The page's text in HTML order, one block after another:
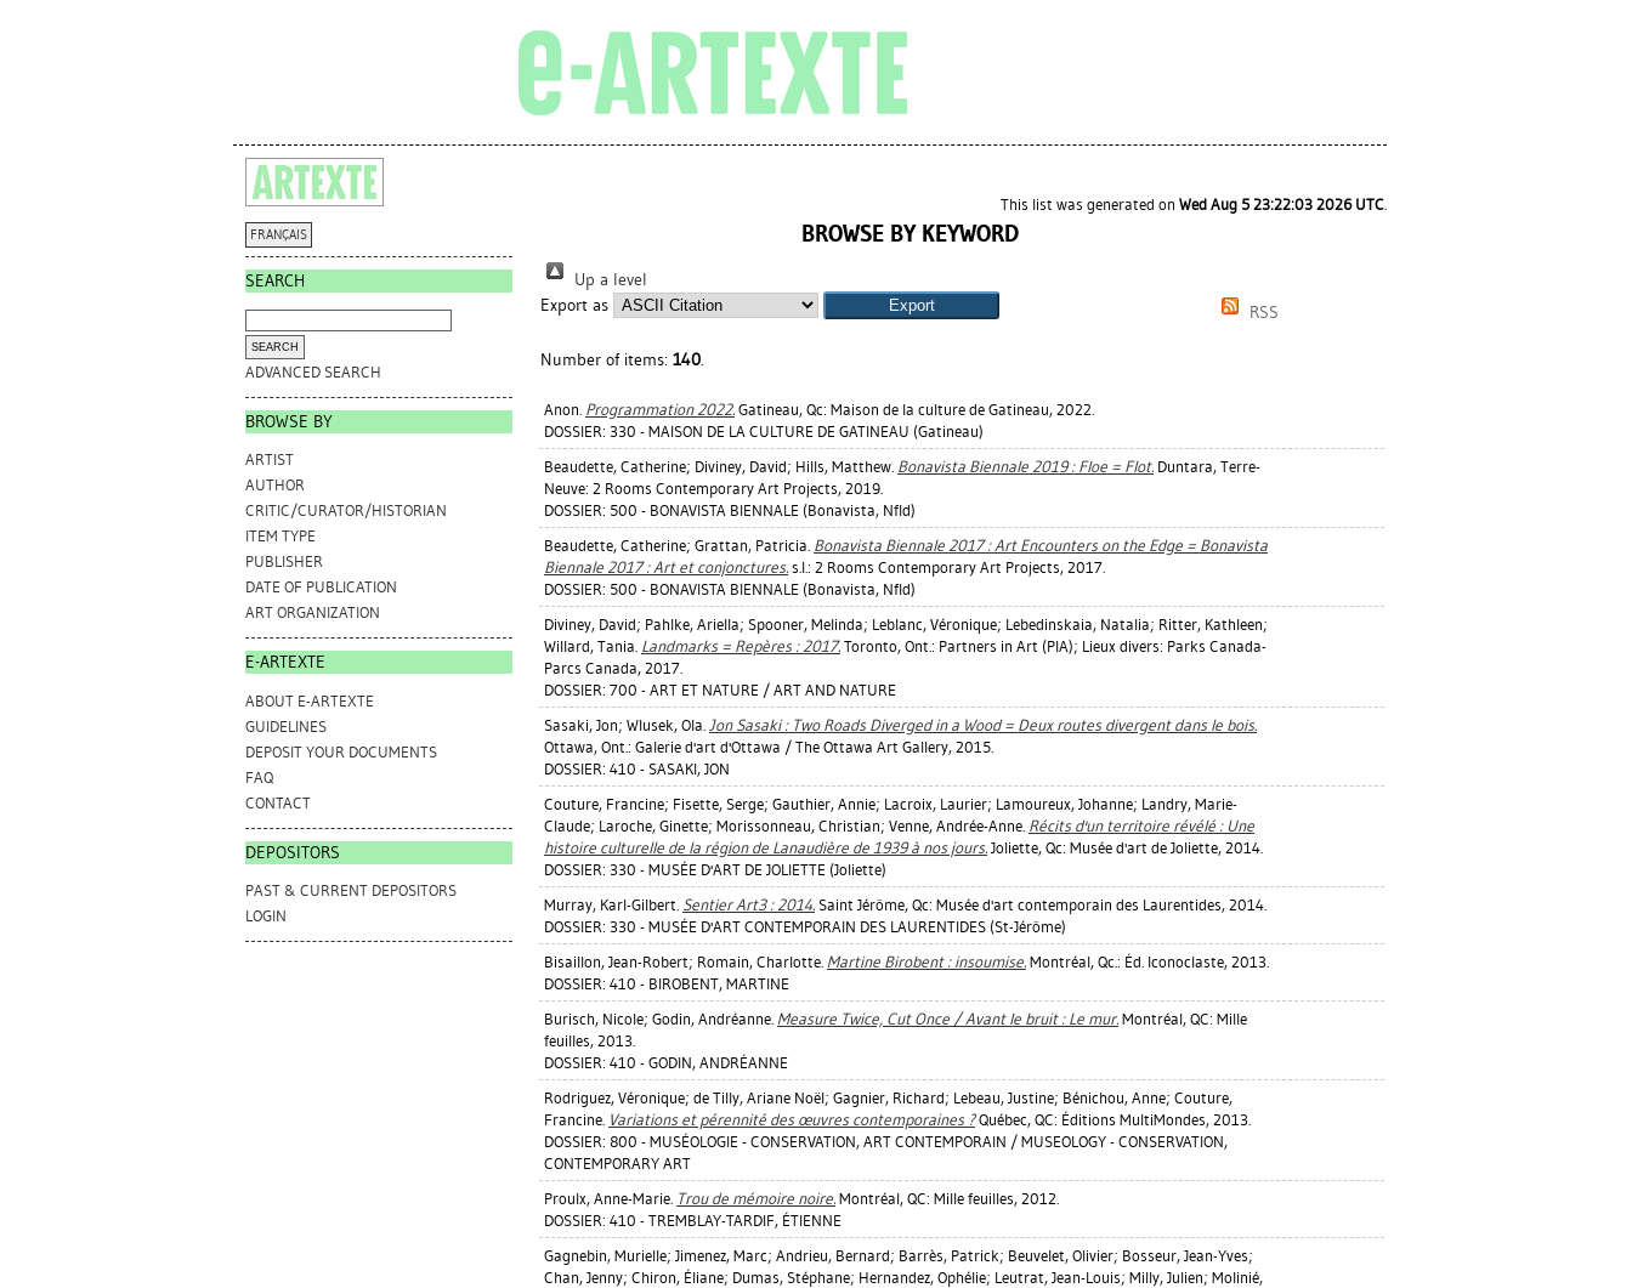
FRANÇAIS
SEARCH
ADVANCED SEARCH
BROWSE BY
ARTIST
AUTHOR
CRITIC/CURATOR/HISTORIAN
ITEM TYPE
PUBLISHER
DATE OF PUBLICATION
ART ORGANIZATION
E-ARTEXTE
ABOUT E-ARTEXTE
GUIDELINES
DEPOSIT YOUR DOCUMENTS
FAQ
CONTACT
DEPOSITORS
PAST & CURRENT DEPOSITORS
LOGIN
This list was generated on Wed Aug 5 23:22:03 2026 UTC.
BROWSE BY KEYWORD
Up a level
Export as
RSS
Number of items: 140.
Anon. Programmation 2022. Gatineau, Qc: Maison de la culture de Gatineau, 2022.
DOSSIER: 330 - MAISON DE LA CULTURE DE GATINEAU (Gatineau)
Beaudette, Catherine; Diviney, David; Hills, Matthew. Bonavista Biennale 2019 : Floe = Flot. Duntara, Terre-
Neuve: 2 Rooms Contemporary Art Projects, 2019.
DOSSIER: 500 - BONAVISTA BIENNALE (Bonavista, Nfld)
Beaudette, Catherine; Grattan, Patricia. Bonavista Biennale 2017 : Art Encounters on the Edge = Bonavista
Biennale 2017 : Art et conjonctures. s.l.: 2 Rooms Contemporary Art Projects, 2017.
DOSSIER: 500 - BONAVISTA BIENNALE (Bonavista, Nfld)
Diviney, David; Pahlke, Ariella; Spooner, Melinda; Leblanc, Véronique; Lebedinskaia, Natalia; Ritter, Kathleen;
Willard, Tania. Landmarks = Repères : 2017. Toronto, Ont.: Partners in Art (PIA); Lieux divers: Parks Canada-
Parcs Canada, 2017.
DOSSIER: 700 - ART ET NATURE / ART AND NATURE
Sasaki, Jon; Wlusek, Ola. Jon Sasaki : Two Roads Diverged in a Wood = Deux routes divergent dans le bois.
Ottawa, Ont.: Galerie d'art d'Ottawa / The Ottawa Art Gallery, 2015.
DOSSIER: 410 - SASAKI, JON
Couture, Francine; Fisette, Serge; Gauthier, Annie; Lacroix, Laurier; Lamoureux, Johanne; Landry, Marie-
Claude; Laroche, Ginette; Morissonneau, Christian; Venne, Andrée-Anne. Récits d'un territoire révélé : Une
histoire culturelle de la région de Lanaudière de 1939 à nos jours. Joliette, Qc: Musée d'art de Joliette, 2014.
DOSSIER: 330 - MUSÉE D'ART DE JOLIETTE (Joliette)
Murray, Karl-Gilbert. Sentier Art3 : 2014. Saint Jérôme, Qc: Musée d'art contemporain des Laurentides, 2014.
DOSSIER: 330 - MUSÉE D'ART CONTEMPORAIN DES LAURENTIDES (St-Jérôme)
Bisaillon, Jean-Robert; Romain, Charlotte. Martine Birobent : insoumise. Montréal, Qc.: Éd. Iconoclaste, 2013.
DOSSIER: 410 - BIROBENT, MARTINE
Burisch, Nicole; Godin, Andréanne. Measure Twice, Cut Once / Avant le bruit : Le mur. Montréal, QC: Mille
feuilles, 2013.
DOSSIER: 410 - GODIN, ANDRÉANNE
Rodriguez, Véronique; de Tilly, Ariane Noël; Gagnier, Richard; Lebeau, Justine; Bénichou, Anne; Couture,
Francine. Variations et pérennité des œuvres contemporaines ?Québec, QC: Éditions MultiMondes, 2013.
DOSSIER: 800 - MUSÉOLOGIE - CONSERVATION, ART CONTEMPORAIN / MUSEOLOGY - CONSERVATION,
CONTEMPORARY ART
Proulx, Anne-Marie. Trou de mémoire noire. Montréal, QC: Mille feuilles, 2012.
DOSSIER: 410 - TREMBLAY-TARDIF, ÉTIENNE
Gagnebin, Murielle; Jimenez, Marc; Andrieu, Bernard; Barrès, Patrick; Beuvelet, Olivier; Bosseur, Jean-Yves;
Chan, Jenny; Chiron, Éliane; Dumas, Stéphane; Hernandez, Ophélie; Leutrat, Jean-Louis; Milly, Julien; Molinié,